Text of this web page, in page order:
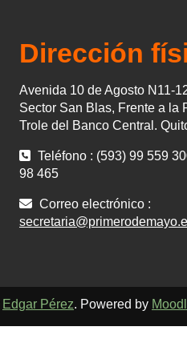
Dirección
Avenida 10 de Agosto N11-
Sector San Blas, Frente a la
Trole del Banco Central.
Teléfono : (593) 99 559
98 465
Correo electrónico :
Edgar Pérez. Powered by